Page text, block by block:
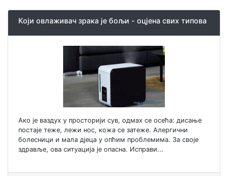
Који овлаживач зрака је бољи - оцјена свих типова
Ако је ваздух у просторији сув, одмах се осећа: дисање
постаје теже, лежи нос, кожа се затеже. Алергични
болесници и мала дјеца у опћим проблемима. За своје
здравље, ова ситуација је опасна. Исправи...